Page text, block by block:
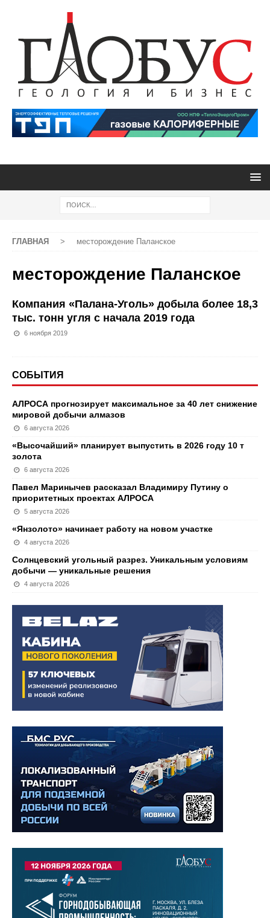
ГЛАВНАЯ > месторождение Паланское
месторождение Паланское
Компания «Палана-Уголь» добыла более 18,3
тыс. тонн угля с начала 2019 года
6 ноября 2019
СОБЫТИЯ
АЛРОСА прогнозирует максимальное за 40 лет снижение
мировой добычи алмазов
6 августа 2026
«Высочайший» планирует выпустить в 2026 году 10 т
золота
6 августа 2026
Павел Маринычев рассказал Владимиру Путину о
приоритетных проектах АЛРОСА
5 августа 2026
«Янзолото» начинает работу на новом участке
4 августа 2026
Солнцевский угольный разрез. Уникальным условиям
добычи — уникальные решения
4 августа 2026